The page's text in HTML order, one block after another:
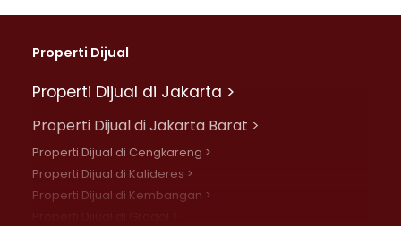
Properti Dijual
Properti Dijual di Jakarta >
Properti Dijual di Jakarta Barat >
Properti Dijual di Cengkareng >
Properti Dijual di Kalideres >
Properti Dijual di Kembangan >